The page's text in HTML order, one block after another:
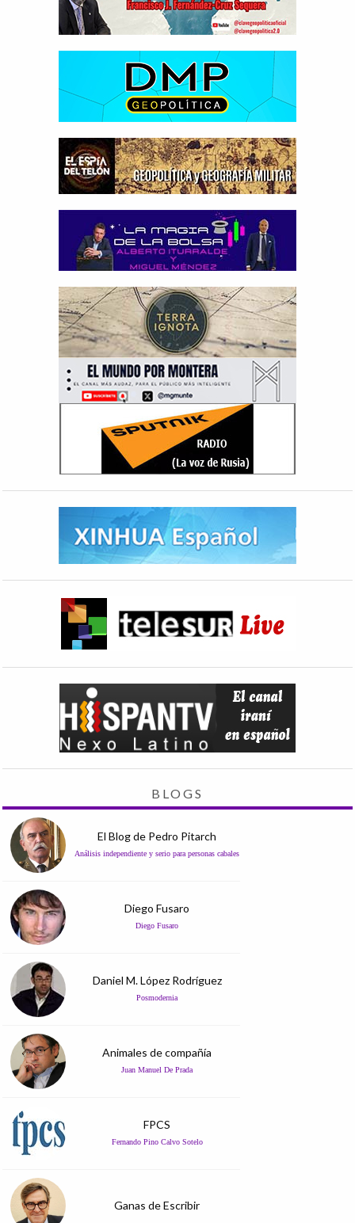
BLOGS
El Blog de Pedro Pitarch
Análisis independiente y serio para personas cabales
Diego Fusaro
Diego Fusaro
Daniel M. López Rodríguez
Posmodernia
Animales de compañía
Juan Manuel De Prada
FPCS
Fernando Pino Calvo Sotelo
Ganas de Escribir